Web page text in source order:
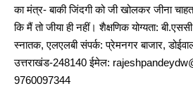
का मंत्र- बाकी जिंदगी को जी खोलकर जीना
कि मैं तो जीया ही नहीं। शैक्षणिक योग्यता:
स्नातक, एलएलबी संपर्क: प्रेमनगर बाजार,
उत्तराखंड-248140 ईमेल:
9760097344